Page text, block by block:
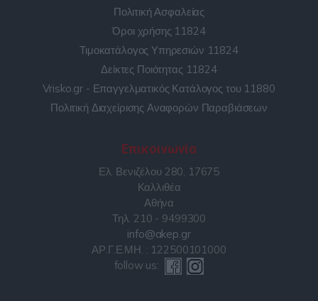
Πολιτική Ασφαλείας
Όροι χρήσης 11824
Τιμοκατάλογος Υπηρεσιών 11824
Δείκτες Ποιότητας 11824
Vrisko.gr - Επαγγελματικός Κατάλογος του 11880
Πολιτική Διαχείρισης Αναφορών Παραβιάσεων
Επικοινωνία
Ελ. Βενιζέλου 280, 17675
Καλλιθέα
Αθήνα
Τηλ. 210 - 9499300
info@akep.gr
ΑΡ.Γ.Ε.ΜΗ. : 122500101000
follow us: